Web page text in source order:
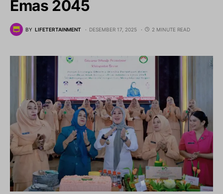
Emas 2045
BY LIFETERTAINMENT DESEMBER 17, 2025 2 MINUTE READ